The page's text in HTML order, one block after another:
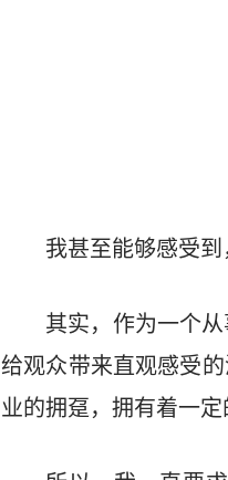
我甚至能够感受到
其实，作为一个
给观众带来直观感受
业的拥趸，拥有着一定